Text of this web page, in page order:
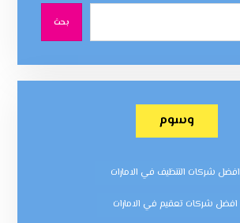
بحث
وسوم
افضل شركات التنظيف في الامارات
افضل شركات تعقيم في الامارات